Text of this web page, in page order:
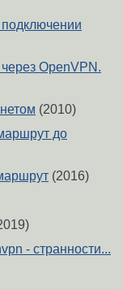
OpenVPN.
(2010)
до
(2016)
- странности...